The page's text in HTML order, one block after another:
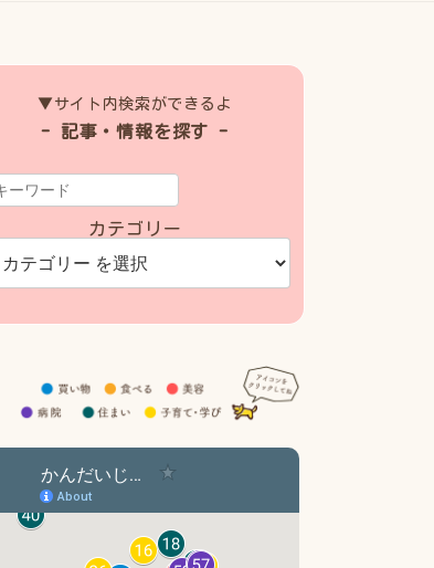
▼サイト内検索ができるよ
- 記事・情報を探す -
カテゴリー